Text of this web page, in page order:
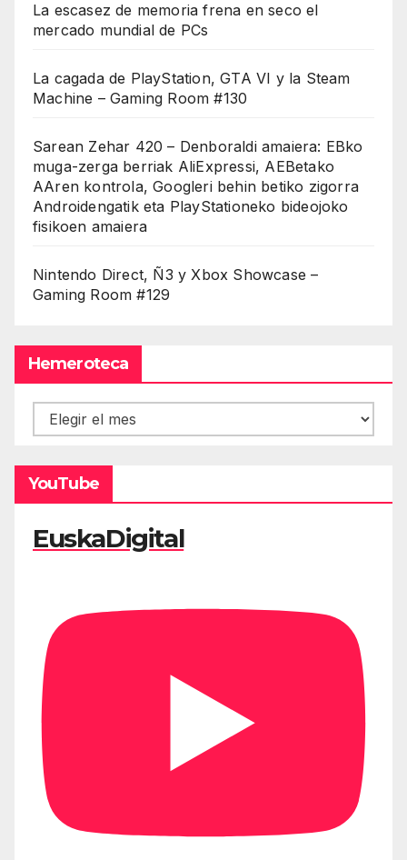
La escasez de memoria frena en seco el
mercado mundial de PCs
La cagada de PlayStation, GTA VI y la Steam
Machine – Gaming Room #130
Sarean Zehar 420 – Denboraldi amaiera: EBko
muga-zerga berriak AliExpressi, AEBetako
AAren kontrola, Googleri behin betiko zigorra
Androidengatik eta PlayStationeko bideojoko
fisikoen amaiera
Nintendo Direct, Ñ3 y Xbox Showcase –
Gaming Room #129
Hemeroteca
Hemeroteca
YouTube
EuskaDigital